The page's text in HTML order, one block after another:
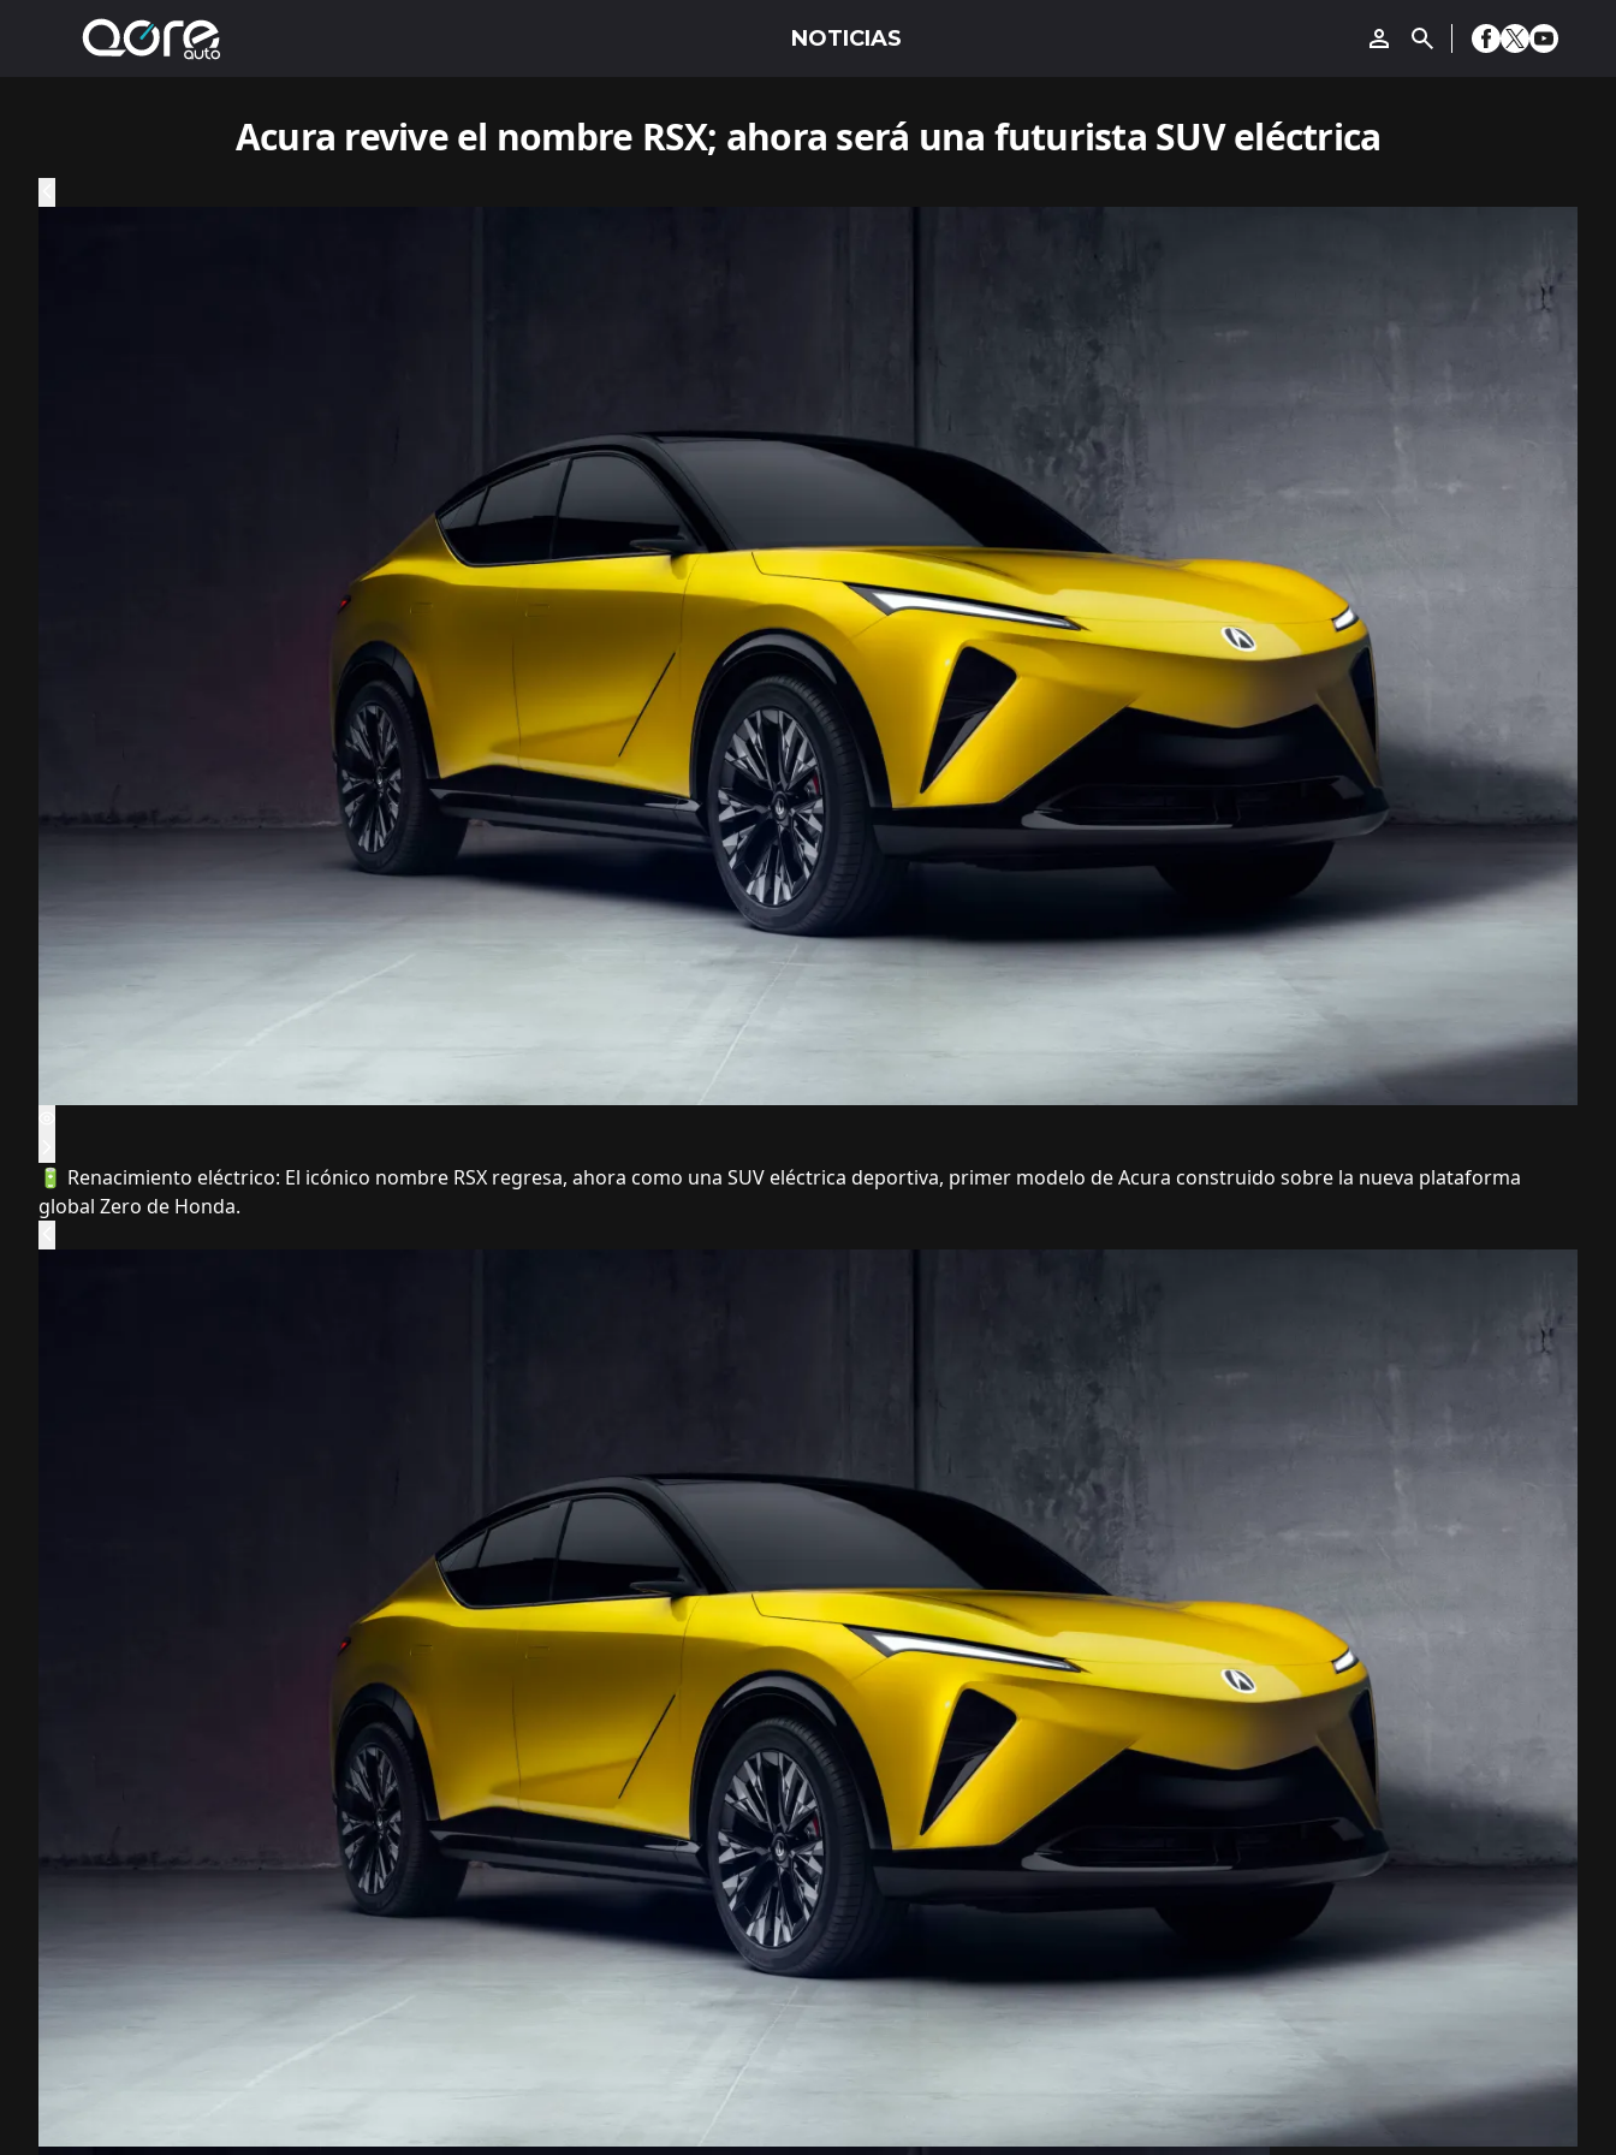
Acura revive el nombre RSX; ahora será una futurista SUV eléctrica
🔋 Renacimiento eléctrico: El icónico nombre RSX regresa, ahora como una SUV eléctrica deportiva, primer modelo de Acura construido sobre la nueva plataforma
global Zero de Honda.